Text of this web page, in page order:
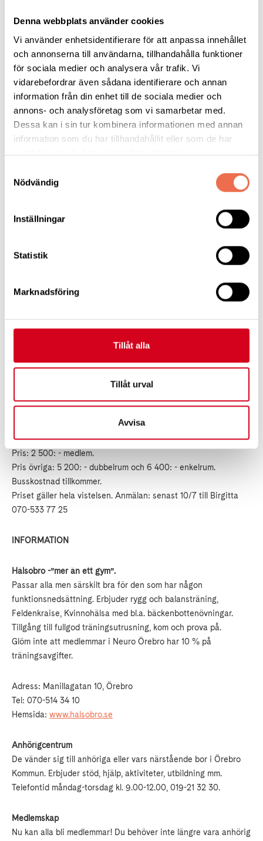
Denna webbplats använder cookies
Vi använder enhetsidentifierare för att anpassa innehållet
och annonserna till användarna, tillhandahålla funktioner
för sociala medier och analysera vår trafik. Vi
vidarebefordrar även sådana identifierare och annan
information från din enhet till de sociala medier och
annons- och analysföretag som vi samarbetar med.
Dessa kan i sin tur kombinera informationen med annan
information som du har tillhandahållit eller som de har
samlat in när du har använt deras tjänster.
Nödvändig
Inställningar
Statistik
Marknadsföring
Tillåt alla
Tillåt urval
Avvisa
Kom gärna och delta eller bara hälsa på.
Torsdag 22 maj kl. 14.00-15.30
Plats: Café Karlslunds motionscentral, Gäddestavägen 3.
Vi träffas, trivs och samtalar.
Förtäring 25: -
Tisdag 3 juni, sommarens dagsresa //OBS!! Se korrigerad tid,
ska vara avfärd 9.30
Gäddestavägen 3, till Värmland och Lars Lerins utställning. Där
vi får en guidad visning. Därefter går vi vidare till Karlstads
Beräknad återkomst till Örebro ca. 16.30.
Icke medlem 700: -
Onsdag den 18 juni kl. 17.30-19.00
Valjeviken Sölvesborg i Blekinge, 25/8–29/8
Program egna och planerade aktiviteter ute och inne.
havet. Avresa från Haga centrum 25/8 kl. 8.00 och åter 29/8
Mer information om resan vid anmälan som är bindande.
Pris: 2 500: - medlem.
Pris övriga: 5 200: - dubbelrum och 6 400: - enkelrum.
Busskostnad tillkommer.
Priset gäller hela vistelsen. Anmälan: senast 10/7 till Birgitta
070-533 77 25
INFORMATION
Hälsobro -”mer än ett gym”.
Passar alla men särskilt bra för den som har någon
funktionsnedsättning. Erbjuder rygg och balansträning,
Feldenkraise, Kvinnohälsa med bl.a. bäckenbottenövningar.
Tillgång till fullgod träningsutrusning, kom och prova på.
Glöm inte att medlemmar i Neuro Örebro har 10 % på
träningsavgifter.
Adress: Manillagatan 10, Örebro
Tel: 070-514 34 10
Hemsida: www.halsobro.se
Anhörigcentrum
De vänder sig till anhöriga eller vars närstående bor i Örebro
Kommun. Erbjuder stöd, hjälp, aktiviteter, utbildning mm.
Telefontid måndag-torsdag kl. 9.00-12.00, 019-21 32 30.
Medlemskap
Nu kan alla bli medlemmar! Du behöver inte längre vara anhörig